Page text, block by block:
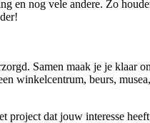
en nog vele andere. Zo
Samen maak je je klaar
winkelcentrum, beurs,
project dat jouw interesse